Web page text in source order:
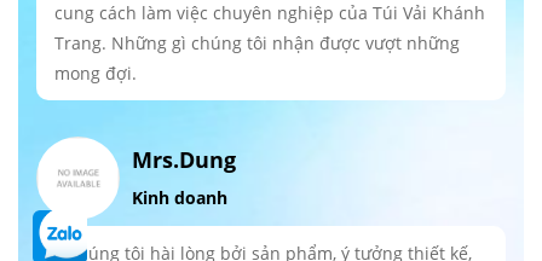
cung cách làm việc chuyên nghiệp của Túi Vải Khánh
Trang. Những gì chúng tôi nhận được vượt những
mong đợi.
Mrs.Dung
Kinh doanh
Chúng tôi hài lòng bởi sản phẩm, ý tưởng thiết kế,